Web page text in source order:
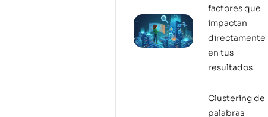
factores que
impactan
directamente
en tus
resultados
Clustering de
palabras